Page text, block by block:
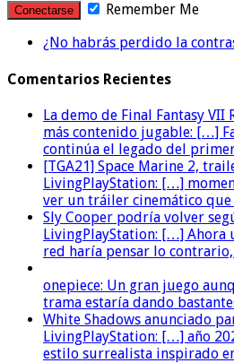
Remember Me
¿No habrás perdido la
Comentarios Recientes
La demo de Final Fantasy VII
más contenido jugable: […]
continúa el legado del
[TGA21] Space Marine 2,
LivingPlayStation: […]
ver un tráiler cinemático que
Sly Cooper podría volver
LivingPlayStation: […] Ahora
red haría pensar lo contrario,
onepiece: Un gran juego
trama estaría dando
White Shadows anunciado
LivingPlayStation: […] año
estilo surrealista inspirado